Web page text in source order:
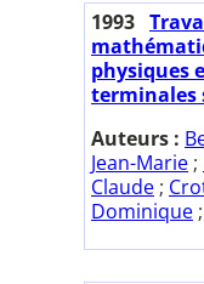
1993
physiques
terminales
Auteurs :
Jean-Marie ;
Claude ;
Dominique ;